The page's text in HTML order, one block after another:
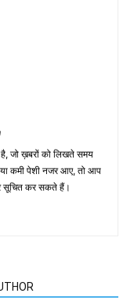
जो ख़बरों को लिखते समय
या कमी पेशी नजर आए, तो आप
सूचित कर सकते हैं।